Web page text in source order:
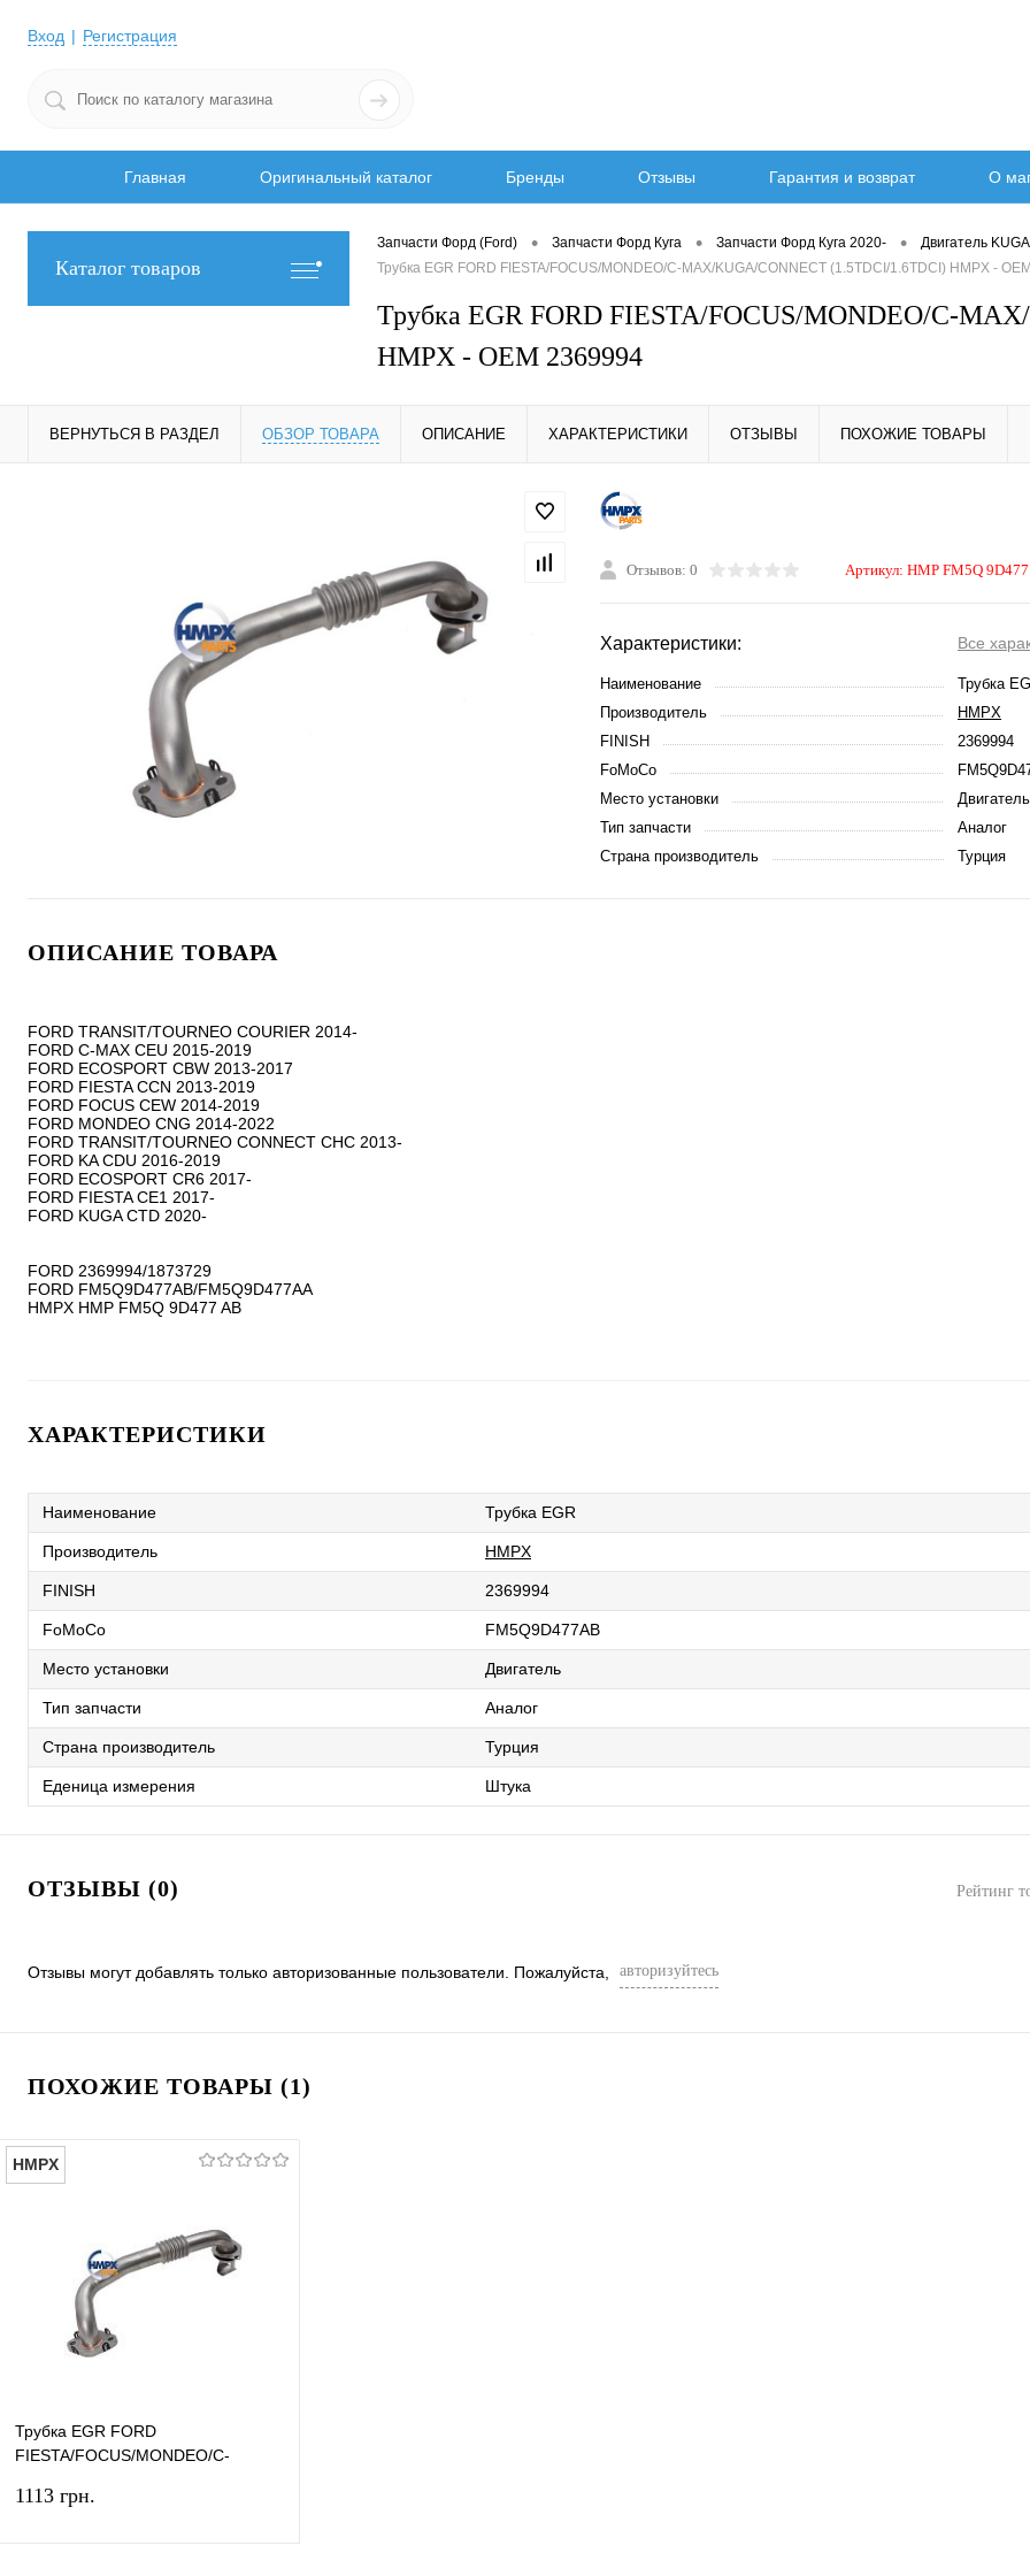
Вход Регистрация
Главная Оригинальный каталог Бренды Отзывы Гарантия и возврат О
Каталог товаров
Запчасти Форд (Ford) • Запчасти Форд Куга • Запчасти Форд Куга 2020- • Двигатель
Трубка EGR FORD FIESTA/FOCUS/MONDEO/C-MAX/KUGA/CONNECT (1.5TDCI/1.6TDCI) HMPX -
Трубка EGR FORD FIESTA/FOCUS/MONDEO/C-
HMPX - OEM 2369994
ВЕРНУТЬСЯ В РАЗДЕЛ ОБЗОР ТОВАРА ОПИСАНИЕ ХАРАКТЕРИСТИКИ ОТЗЫВЫ ПОХОЖИЕ ТОВАРЫ
Отзывов: 0 Артикул: HMP FM5Q
Характеристики: Все
Наименование
Трубка
Производитель
HMPX
FINISH
2369994
FoMoCo
Место установки
Двигатель
Тип запчасти
Аналог
Страна производитель
Турция
ОПИСАНИЕ ТОВАРА
FORD TRANSIT/TOURNEO COURIER 2014-
FORD C-MAX CEU 2015-2019
FORD ECOSPORT CBW 2013-2017
FORD FIESTA CCN 2013-2019
FORD FOCUS CEW 2014-2019
FORD MONDEO CNG 2014-2022
FORD TRANSIT/TOURNEO CONNECT CHC 2013-
FORD KA CDU 2016-2019
FORD ECOSPORT CR6 2017-
FORD FIESTA CE1 2017-
FORD KUGA CTD 2020-
FORD 2369994/1873729
FORD FM5Q9D477AB/FM5Q9D477AA
ХАРАКТЕРИСТИКИ
Наименование Трубка EGR
Производитель HMPX
FINISH 2369994
FoMoCo FM5Q9D477AB
Место установки Двигатель
Тип запчасти Аналог
Страна производитель Турция
Еденица измерения Штука
ОТЗЫВЫ (0) Рейтинг
Отзывы могут добавлять только авторизованные пользователи. Пожалуйста, авторизуйтесь
ПОХОЖИЕ ТОВАРЫ (1)
HMPX
Трубка EGR FORD
FIESTA/FOCUS/MONDEO/C-
(1.5TDCI/1.6TDCI) HMPX
1113 грн.